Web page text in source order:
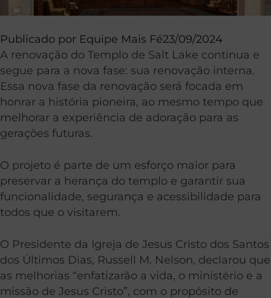
Publicado por Equipe Mais Fé23/09/2024
A renovação do Templo de Salt Lake continua e
segue para a nova fase: sua renovação interna.
Essa nova fase da renovação será focada em
honrar a história pioneira, ao mesmo tempo que
melhorar a experiência de adoração para as
gerações futuras.
O projeto é parte de um esforço maior para
preservar a herança do templo e garantir sua
funcionalidade, segurança e acessibilidade para
todos que o visitarem.
O Presidente da Igreja de Jesus Cristo dos Santos
dos Últimos Dias, Russell M. Nelson, declarou que
as melhorias “enfatizarão a vida, o ministério e a
missão de Jesus Cristo”, com o propósito de